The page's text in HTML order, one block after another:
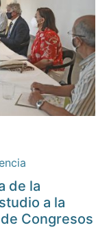
de la
a la
Congresos